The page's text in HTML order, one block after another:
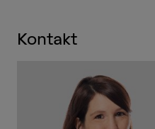
Kontakt